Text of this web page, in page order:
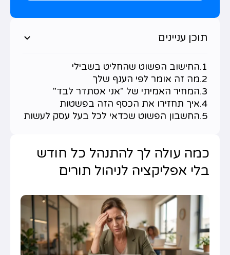
כמה עולה לך להתנהל כל חודש
בלי אפליקציה לניהול תורים
תוכן עניינים
החישוב הפשוט שהחליט בשבילי
מה זה אומר לפי הענף שלך
המחיר האמיתי של "אני אסתדר לבד"
איך תחזירו את הכסף הזה בפשטות
החשבון הפשוט שכדאי לכל בעל עסק לעשות